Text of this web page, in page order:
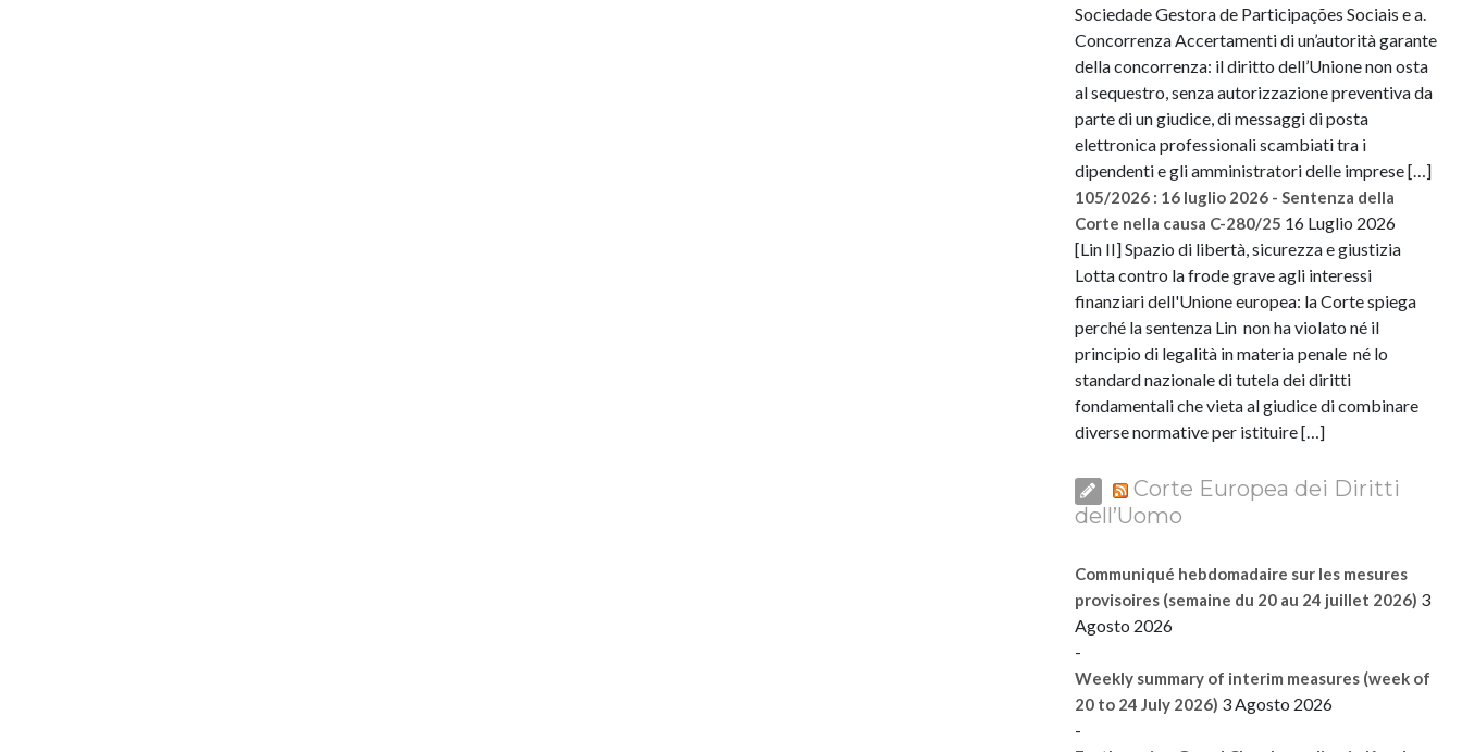
Sociedade Gestora de Participações Sociais e a.
Concorrenza Accertamenti di un’autorità garante
della concorrenza: il diritto dell’Unione non osta
al sequestro, senza autorizzazione preventiva da
parte di un giudice, di messaggi di posta
elettronica professionali scambiati tra i
dipendenti e gli amministratori delle imprese […]
105/2026 : 16 luglio 2026 - Sentenza della
Corte nella causa C-280/25 16 Luglio 2026
[Lin II] Spazio di libertà, sicurezza e giustizia
Lotta contro la frode grave agli interessi
finanziari dell'Unione europea: la Corte spiega
perché la sentenza Lin non ha violato né il
principio di legalità in materia penale né lo
standard nazionale di tutela dei diritti
fondamentali che vieta al giudice di combinare
diverse normative per istituire […]
Corte Europea dei Diritti
dell’Uomo
Communiqué hebdomadaire sur les mesures
provisoires (semaine du 20 au 24 juillet 2026) 3
Agosto 2026
-
Weekly summary of interim measures (week of
20 to 24 July 2026) 3 Agosto 2026
-